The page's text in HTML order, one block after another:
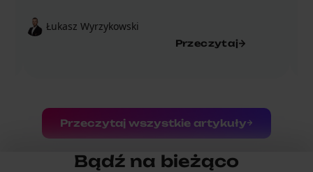
Łukasz Wyrzykowski
Przeczytaj
Przeczytaj wszystkie artykuły
Bądź na bieżąco